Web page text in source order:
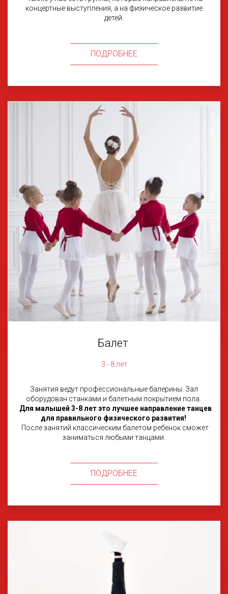
концертные выступления, а на физическое развитие
детей.
ПОДРОБНЕЕ
Балет
3 - 8 лет
Занятия ведут профессиональные балерины. Зал
оборудован станками и балетным покрытием пола.
Для малышей 3-8 лет это лучшее направление танцев
для правильного физического развития!
После занятий классическим балетом ребенок сможет
заниматься любыми танцами.
ПОДРОБНЕЕ